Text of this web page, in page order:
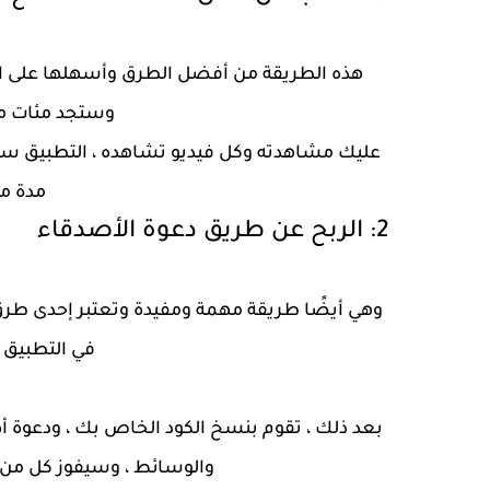
هذه الطريقة من أفضل الطرق وأسهلها على
وستجد مئات
عليك مشاهدته وكل فيديو تشاهده ، التطبيق
مدة
2: الربح عن طريق دعوة الأصدقاء
وهي أيضًا طريقة مهمة ومفيدة وتعتبر إحدى طرق
في
بعد ذلك ، تقوم بنسخ الكود الخاص بك ، ودعوة
والوسائط ، وسيفوز كل